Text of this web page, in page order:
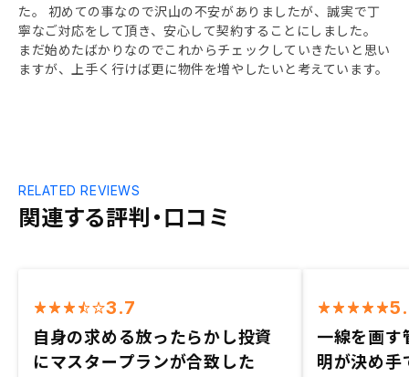
た。 初めての事なので沢山の不安がありましたが、誠実で丁
寧なご対応をして頂き、安心して契約することにしました。
まだ始めたばかりなのでこれからチェックしていきたいと思い
ますが、上手く行けば更に物件を増やしたいと考えています。
関連する評判・口コミ
RELATED REVIEWS
3.7
自身の求める放ったらかし投資
にマスタープランが合致した
一線を画す
明が決め手